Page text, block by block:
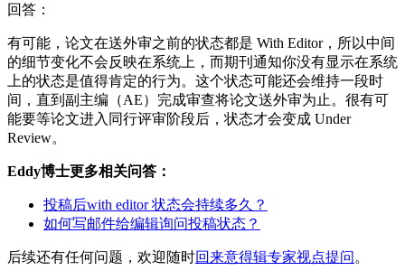
回答：
有可能，论文在送外审之前的状态都是 With Editor，所以中间
的细节变化不会反映在系统上，而期刊通知你没有显示在系统
上的状态是值得肯定的行为。这个状态可能还会维持一段时
间，直到副主编（AE）完成审查将论文送外审为止。很有可
能要等论文进入同行评审阶段后，状态才会变成 Under
Review。
Eddy博士更多相关问答：
投稿后with editor 状态会持续多久？
如何写邮件给编辑询问投稿状态？
后续还有任何问题，欢迎随时回来意得辑专家视点提问 。